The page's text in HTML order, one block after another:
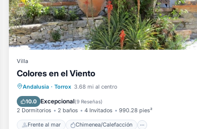
Villa
Colores en el Viento
Andalusia · Torrox 3.68 mi al centro
10.0 Excepcional(9 Reseñas)
2 Dormitorios 2 baños 4 Invitados 990.28 pies²
Frente al mar Chimenea/Calefacción
Frente al mar
Chimenea/Calefacción
Piscina
Vista al mar